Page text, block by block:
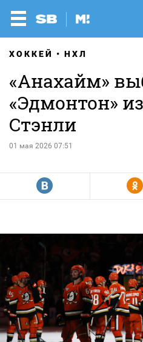
ХОККЕЙ НХЛ
«Анахайм»
«Эдмонтон»
Стэнли
01 мая 2026 07:51
R Y